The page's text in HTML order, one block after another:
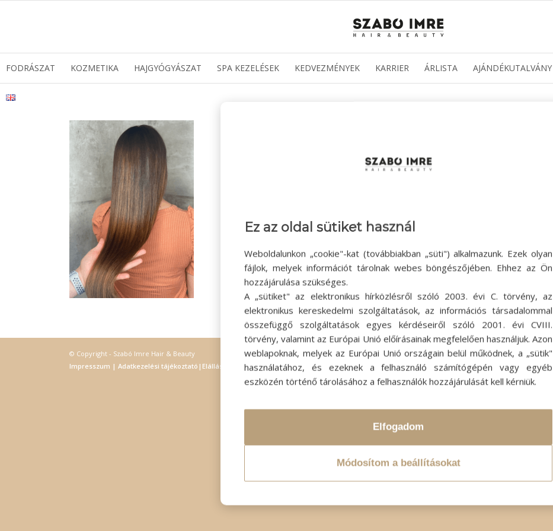
FODRÁSZAT KOZMETIKA HAJGYÓGYÁSZAT SPA KEZELÉSEK KEDVEZMÉNYEK KARRIER ÁRLISTA AJÁNDÉKUTALVÁNY
© Copyright - Szabó Imre Hair & Beauty
Impresszum | Adatkezelési tájékoztató | Elállás
Ez az oldal sütiket használ
Weboldalunkon „cookie"-kat (továbbiakban „süti") alkalmazunk. Ezek olyan
fájlok, melyek információt tárolnak webes böngészőjében. Ehhez az Ön
hozzájárulása szükséges.
A „sütiket" az elektronikus hírközlésről szóló 2003. évi C. törvény, az
elektronikus kereskedelmi szolgáltatások, az információs társadalommal
összefüggő szolgáltatások egyes kérdéseiről szóló 2001. évi CVIII.
törvény, valamint az Európai Unió előírásainak megfelelően használjuk. Azon
weblapoknak, melyek az Európai Unió országain belül működnek, a „sütik"
használatához, és ezeknek a felhasználó számítógépén vagy egyéb
eszközén történő tárolásához a felhasználók hozzájárulását kell kérniük.
Elfogadom
Módosítom a beállításokat